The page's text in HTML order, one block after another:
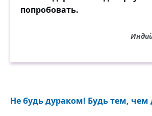
попробовать.
Не будь дураком! Будь тем, чем